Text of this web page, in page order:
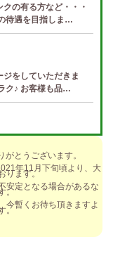
の有る方など・・・
待遇を目指しま…
をしていただきま
ク♪ お客様も品…
全額日払い＆…
送迎など、 快適なお
とうございます。
年11月下旬頃より、大
ります。
安定となる場合があるな
。
今暫くお待ち頂きますよ
。